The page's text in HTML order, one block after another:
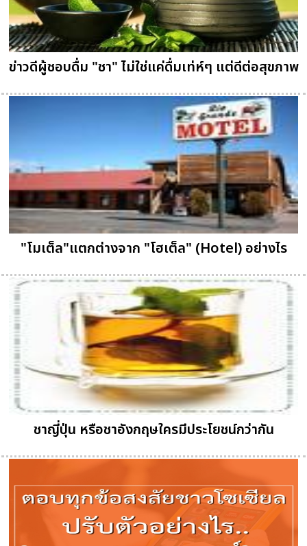
ข่าวดีผู้ชอบดื่ม "ชา" ไม่ใช่แค่ดื่มเท่ห์ๆ แต่ดีต่อสุขภาพ
"โมเต็ล"แตกต่างจาก "โฮเต็ล" (Hotel) อย่างไร
ชาญี่ปุ่น หรือชาอังกฤษใครมีประโยชน์กว่ากัน